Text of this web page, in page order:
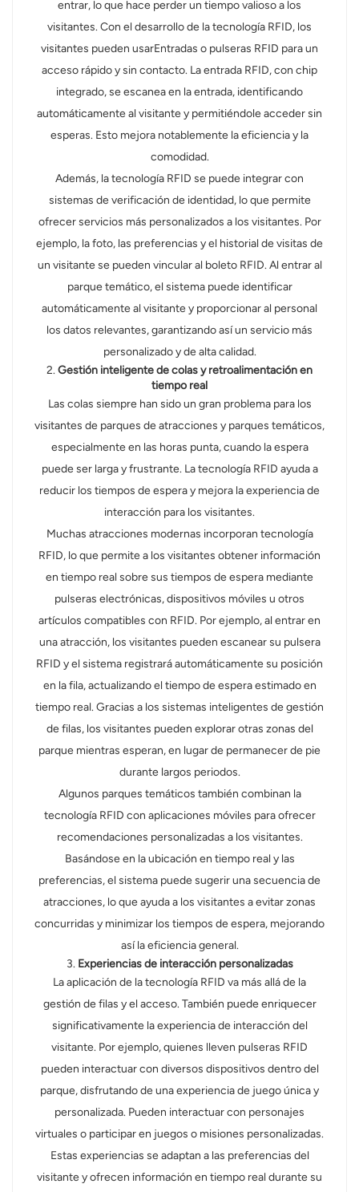
entrar, lo que hace perder un tiempo valioso a los
visitantes. Con el desarrollo de la tecnología RFID, los
visitantes pueden usarEntradas o pulseras RFID para un
acceso rápido y sin contacto. La entrada RFID, con chip
integrado, se escanea en la entrada, identificando
automáticamente al visitante y permitiéndole acceder sin
esperas. Esto mejora notablemente la eficiencia y la
comodidad.
Además, la tecnología RFID se puede integrar con
sistemas de verificación de identidad, lo que permite
ofrecer servicios más personalizados a los visitantes. Por
ejemplo, la foto, las preferencias y el historial de visitas de
un visitante se pueden vincular al boleto RFID. Al entrar al
parque temático, el sistema puede identificar
automáticamente al visitante y proporcionar al personal
los datos relevantes, garantizando así un servicio más
personalizado y de alta calidad.
2.Gestión inteligente de colas y retroalimentación en
tiempo real
Las colas siempre han sido un gran problema para los
visitantes de parques de atracciones y parques temáticos,
especialmente en las horas punta, cuando la espera
puede ser larga y frustrante. La tecnología RFID ayuda a
reducir los tiempos de espera y mejora la experiencia de
interacción para los visitantes.
Muchas atracciones modernas incorporan tecnología
RFID, lo que permite a los visitantes obtener información
en tiempo real sobre sus tiempos de espera mediante
pulseras electrónicas, dispositivos móviles u otros
artículos compatibles con RFID. Por ejemplo, al entrar en
una atracción, los visitantes pueden escanear su pulsera
RFID y el sistema registrará automáticamente su posición
en la fila, actualizando el tiempo de espera estimado en
tiempo real. Gracias a los sistemas inteligentes de gestión
de filas, los visitantes pueden explorar otras zonas del
parque mientras esperan, en lugar de permanecer de pie
durante largos periodos.
Algunos parques temáticos también combinan la
tecnología RFID con aplicaciones móviles para ofrecer
recomendaciones personalizadas a los visitantes.
Basándose en la ubicación en tiempo real y las
preferencias, el sistema puede sugerir una secuencia de
atracciones, lo que ayuda a los visitantes a evitar zonas
concurridas y minimizar los tiempos de espera, mejorando
así la eficiencia general.
3. Experiencias de interacción personalizadas
La aplicación de la tecnología RFID va más allá de la
gestión de filas y el acceso. También puede enriquecer
significativamente la experiencia de interacción del
visitante. Por ejemplo, quienes lleven pulseras RFID
pueden interactuar con diversos dispositivos dentro del
parque, disfrutando de una experiencia de juego única y
personalizada. Pueden interactuar con personajes
virtuales o participar en juegos o misiones personalizadas.
Estas experiencias se adaptan a las preferencias del
visitante y ofrecen información en tiempo real durante su